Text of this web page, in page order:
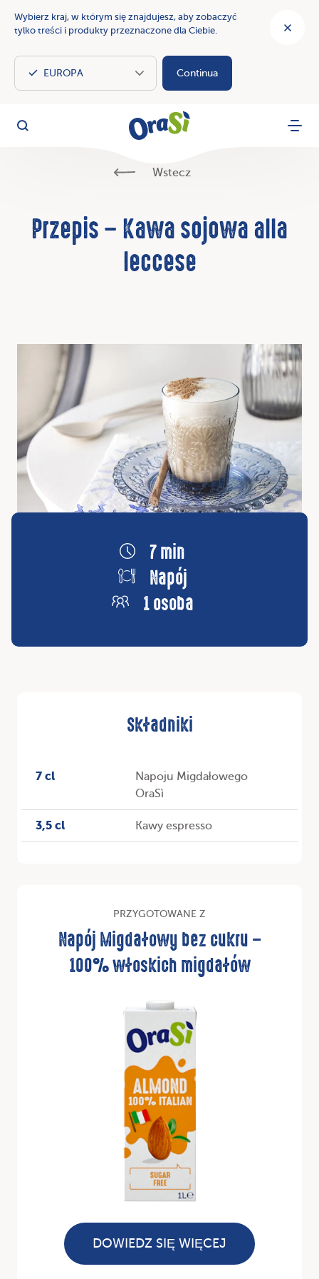
Wybierz kraj, w którym się znajdujesz, aby zobaczyć
tylko treści i produkty przeznaczone dla Ciebie.
Continua
OraSì
Szukaj Menu
Wstecz
Przepis – Kawa sojowa alla
leccese
7 min
Napój
1 osoba
Składniki
7 cl
Napoju Migdałowego
OraSì
3,5 cl Kawy espresso
PRZYGOTOWANE Z
Napój Migdałowy bez cukru –
100% włoskich migdałów
DOWIEDZ SIĘ WIĘCEJ